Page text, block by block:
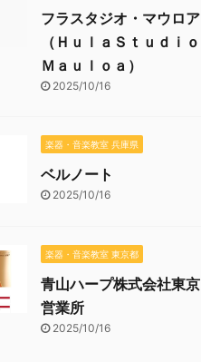
フラスタジオ・マウロア
（ＨｕｌａＳｔｕｄｉｏ
Ｍａｕｌｏａ）
2025/10/16
楽器・音楽教室 兵庫県
ベルノート
2025/10/16
楽器・音楽教室 東京都
青山ハープ株式会社東京
営業所
2025/10/16